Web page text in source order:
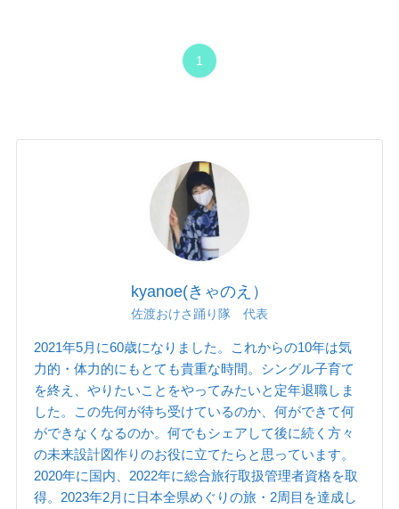
1
kyanoe(きゃのえ）
佐渡おけさ踊り隊 代表
2021年5月に60歳になりました。これからの10年は気
力的・体力的にもとても貴重な時間。シングル子育て
を終え、やりたいことをやってみたいと定年退職しま
した。この先何が待ち受けているのか、何ができて何
ができなくなるのか。何でもシェアして後に続く方々
の未来設計図作りのお役に立てたらと思っています。
2020年に国内、2022年に総合旅行取扱管理者資格を取
得。2023年2月に日本全県めぐりの旅・2周目を達成し